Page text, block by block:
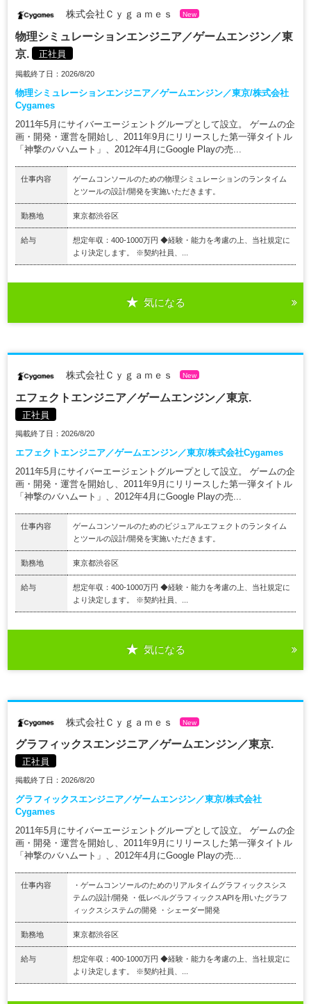
株式会社Ｃｙｇａｍｅｓ New
物理シミュレーションエンジニア／ゲームエンジン／東
京.
正社員
掲載終了日：2026/8/20
物理シミュレーションエンジニア／ゲームエンジン／東京/株式会社
Cygames
2011年5月にサイバーエージェントグループとして設立。 ゲームの企
画・開発・運営を開始し、2011年9月にリリースした第一弾タイトル
「神撃のバハムート」、2012年4月にGoogle Playの売...
仕事内容
ゲームコンソールのための物理シミュレーションのランタイム
とツールの設計/開発を実施いただきます。
勤務地 東京都渋谷区
給与
想定年収：400-1000万円 ◆経験・能力を考慮の上、当社規定に
より決定します。 ※契約社員、...
気になる
株式会社Ｃｙｇａｍｅｓ New
エフェクトエンジニア／ゲームエンジン／東京.
正社員
掲載終了日：2026/8/20
エフェクトエンジニア／ゲームエンジン／東京/株式会社Cygames
2011年5月にサイバーエージェントグループとして設立。 ゲームの企
画・開発・運営を開始し、2011年9月にリリースした第一弾タイトル
「神撃のバハムート」、2012年4月にGoogle Playの売...
仕事内容
ゲームコンソールのためのビジュアルエフェクトのランタイム
とツールの設計/開発を実施いただきます。
勤務地 東京都渋谷区
給与
想定年収：400-1000万円 ◆経験・能力を考慮の上、当社規定に
より決定します。 ※契約社員、...
気になる
株式会社Ｃｙｇａｍｅｓ New
グラフィックスエンジニア／ゲームエンジン／東京.
正社員
掲載終了日：2026/8/20
グラフィックスエンジニア／ゲームエンジン／東京/株式会社
Cygames
2011年5月にサイバーエージェントグループとして設立。 ゲームの企
画・開発・運営を開始し、2011年9月にリリースした第一弾タイトル
「神撃のバハムート」、2012年4月にGoogle Playの売...
仕事内容
・ゲームコンソールのためのリアルタイムグラフィックスシス
テムの設計/開発 ・低レベルグラフィックスAPIを用いたグラフ
ィックスシステムの開発 ・シェーダー開発
勤務地 東京都渋谷区
給与
想定年収：400-1000万円 ◆経験・能力を考慮の上、当社規定に
より決定します。 ※契約社員、...